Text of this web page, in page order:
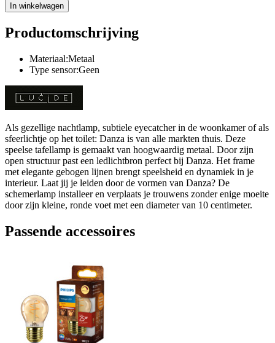
In winkelwagen
Productomschrijving
Materiaal:Metaal
Type sensor:Geen
Als gezellige nachtlamp, subtiele eyecatcher in de woonkamer of als
sfeerlichtje op het toilet: Danza is van alle markten thuis. Deze
speelse tafellamp is gemaakt van hoogwaardig metaal. Door zijn
open structuur past een ledlichtbron perfect bij Danza. Het frame
met elegante gebogen lijnen brengt speelsheid en dynamiek in je
interieur. Laat jij je leiden door de vormen van Danza? De
schemerlamp installeer en verplaats je trouwens zonder enige moeite
door zijn kleine, ronde voet met een diameter van 10 centimeter.
Passende accessoires